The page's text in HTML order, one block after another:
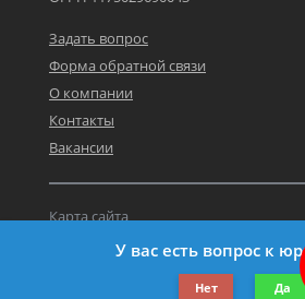
Задать вопрос
Форма обратной связи
О компании
Контакты
Вакансии
©2019-2026 Все права защищены.
Карта сайта
Политика персональных данных
У вас есть вопрос к
Нет Да